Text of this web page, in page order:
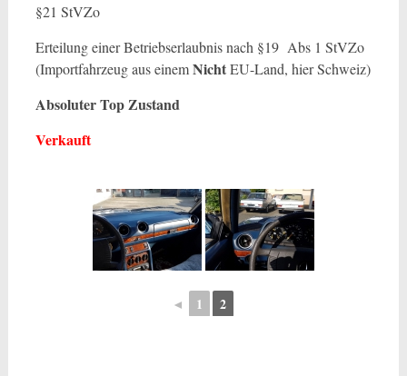
§21 StVZo
Erteilung einer Betriebserlaubnis nach §19 Abs 1 StVZo
(Importfahrzeug aus einemNichtEU-Land, hier Schweiz)
Absoluter Top Zustand
Verkauft
◄ 1 2